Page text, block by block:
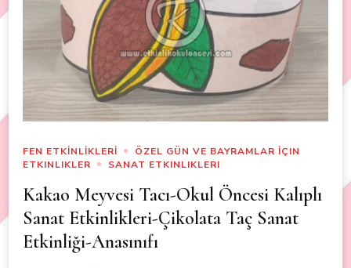
FEN ETKİNLİKLERİ
ÖZEL GÜN VE BAYRAMLAR İÇIN
ETKINLIKLER
SANAT ETKINLIKLERI
Kakao Meyvesi Tacı-Okul Öncesi Kalıplı
Sanat Etkinlikleri-Çikolata Taç Sanat
Etkinliği-Anasınıfı